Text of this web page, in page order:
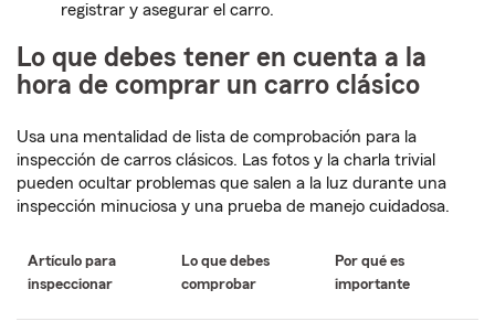
registrar y asegurar el carro.
Lo que debes tener en cuenta a la
hora de comprar un carro clásico
Usa una mentalidad de lista de comprobación para la
inspección de carros clásicos. Las fotos y la charla trivial
pueden ocultar problemas que salen a la luz durante una
inspección minuciosa y una prueba de manejo cuidadosa.
Artículo para
inspeccionar
Lo que debes
comprobar
Por qué es
importante